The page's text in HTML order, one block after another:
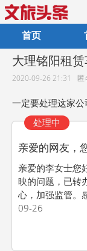
首页
大理铭阳租
2020-09-26 21:31 匿
一定要处理这家
处理中
亲爱的网友，
亲爱的李女士您
映的问题，已转
心，加强监管。
09-26